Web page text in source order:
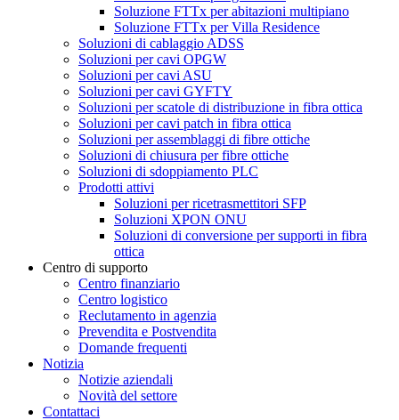
Soluzione FTTx per abitazioni multipiano
Soluzione FTTx per Villa Residence
Soluzioni di cablaggio ADSS
Soluzioni per cavi OPGW
Soluzioni per cavi ASU
Soluzioni per cavi GYFTY
Soluzioni per scatole di distribuzione in fibra ottica
Soluzioni per cavi patch in fibra ottica
Soluzioni per assemblaggi di fibre ottiche
Soluzioni di chiusura per fibre ottiche
Soluzioni di sdoppiamento PLC
Prodotti attivi
Soluzioni per ricetrasmettitori SFP
Soluzioni XPON ONU
Soluzioni di conversione per supporti in fibra
ottica
Centro di supporto
Centro finanziario
Centro logistico
Reclutamento in agenzia
Prevendita e Postvendita
Domande frequenti
Notizia
Notizie aziendali
Novità del settore
Contattaci